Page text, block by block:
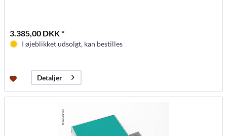
3.385,00 DKK *
I øjeblikket udsolgt, kan bestilles
Detaljer